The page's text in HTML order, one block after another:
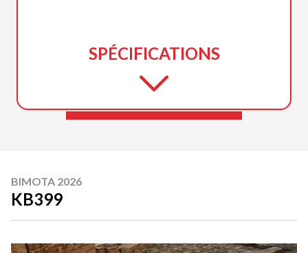
SPÉCIFICATIONS
BIMOTA 2026
KB399